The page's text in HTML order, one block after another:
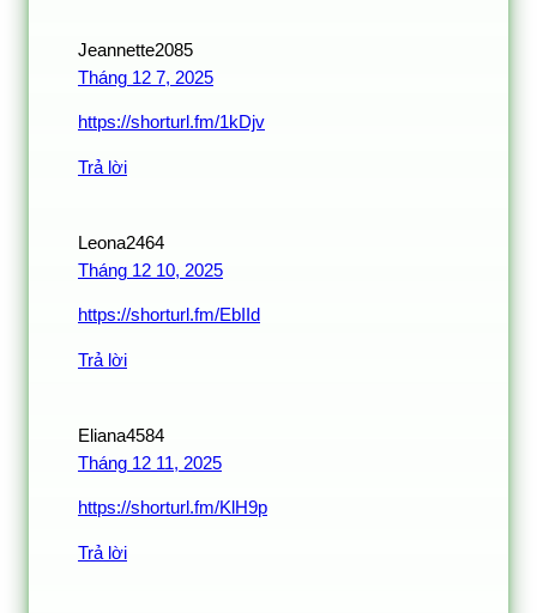
Jeannette2085
Tháng 12 7, 2025
https://shorturl.fm/1kDjv
Trả lời
Leona2464
Tháng 12 10, 2025
https://shorturl.fm/EbIId
Trả lời
Eliana4584
Tháng 12 11, 2025
https://shorturl.fm/KlH9p
Trả lời